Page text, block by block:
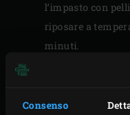
Consenso
l’impasto con
riposare a
minuti.
le punte e la